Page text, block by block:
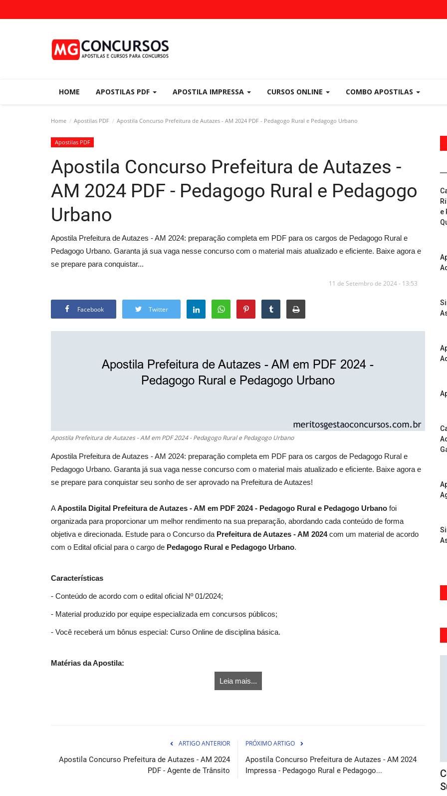
HOME APOSTILAS PDF APOSTILA IMPRESSA CURSOS ONLINE COMBO APOSTILAS
Home Apostilas PDF Apostila Concurso Prefeitura de Autazes - AM 2024 PDF - Pedagogo Rural e Pedagogo Urbano
Apostilas PDF
Apostila Concurso Prefeitura de Autazes -
AM 2024 PDF - Pedagogo Rural e Pedagogo
Urbano
Apostila Prefeitura de Autazes - AM 2024: preparação completa em PDF para os cargos de Pedagogo Rural e
Pedagogo Urbano. Garanta já sua vaga nesse concurso com o material mais atualizado e eficiente. Baixe agora e
se prepare para conquistar...
11 de Setembro de 2024 - 13:53
Facebook Twitter
Apostila Prefeitura de Autazes - AM em PDF 2024 - Pedagogo Rural e Pedagogo Urbano
Apostila Prefeitura de Autazes - AM 2024: preparação completa em PDF para os cargos de Pedagogo Rural e
Pedagogo Urbano. Garanta já sua vaga nesse concurso com o material mais atualizado e eficiente. Baixe agora e
se prepare para conquistar seu sonho de ser aprovado na Prefeitura de Autazes!
AApostila Digital Prefeitura de Autazes - AM em PDF 2024 - Pedagogo Rural e Pedagogo Urbano foi
organizada para proporcionar um melhor rendimento na sua preparação, abordando cada conteúdo de forma
objetiva e direcionada. Estude para o Concurso da Prefeitura de Autazes - AM 2024com um material de acordo
com o Edital oficial para o cargo de Pedagogo Rural e Pedagogo Urbano.
Características
- Conteúdo de acordo com o edital oficial Nº 01/2024;
- Material produzido por equipe especializada em concursos públicos;
- Você receberá um bônus especial: Curso Online de disciplina básica.
Matérias da Apostila:
Leia mais...
ARTIGO ANTERIOR
Apostila Concurso Prefeitura de Autazes - AM 2024
PDF - Agente de Trânsito
PRÓXIMO ARTIGO
Apostila Concurso Prefeitura de Autazes - AM 2024
Impressa - Pedagogo Rural e Pedagogo...
e
Curso SES-TO 2026 - Executivo em
Curso Transpetro - Técnico(a) de